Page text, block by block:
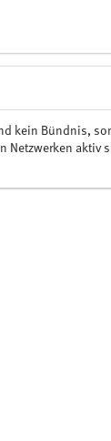
kein Bündnis,
Netzwerken